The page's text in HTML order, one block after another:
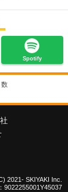
Spotify
数
2021- SKIYAKI Inc.
9022255001Y45037